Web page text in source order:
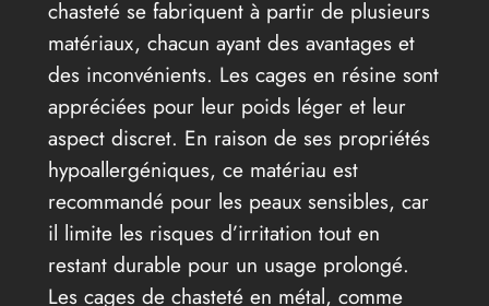
chasteté se fabriquent à partir de plusieurs
matériaux, chacun ayant des avantages et
des inconvénients. Les cages en résine sont
appréciées pour leur poids léger et leur
aspect discret. En raison de ses propriétés
hypoallergéniques, ce matériau est
recommandé pour les peaux sensibles, car
il limite les risques d’irritation tout en
restant durable pour un usage prolongé.
Les cages de chasteté en métal, comme